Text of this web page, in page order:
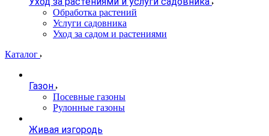
Обработка растений
Услуги садовника
Уход за садом и растениями
Каталог
Газон
Посевные газоны
Рулонные газоны
Живая изгородь